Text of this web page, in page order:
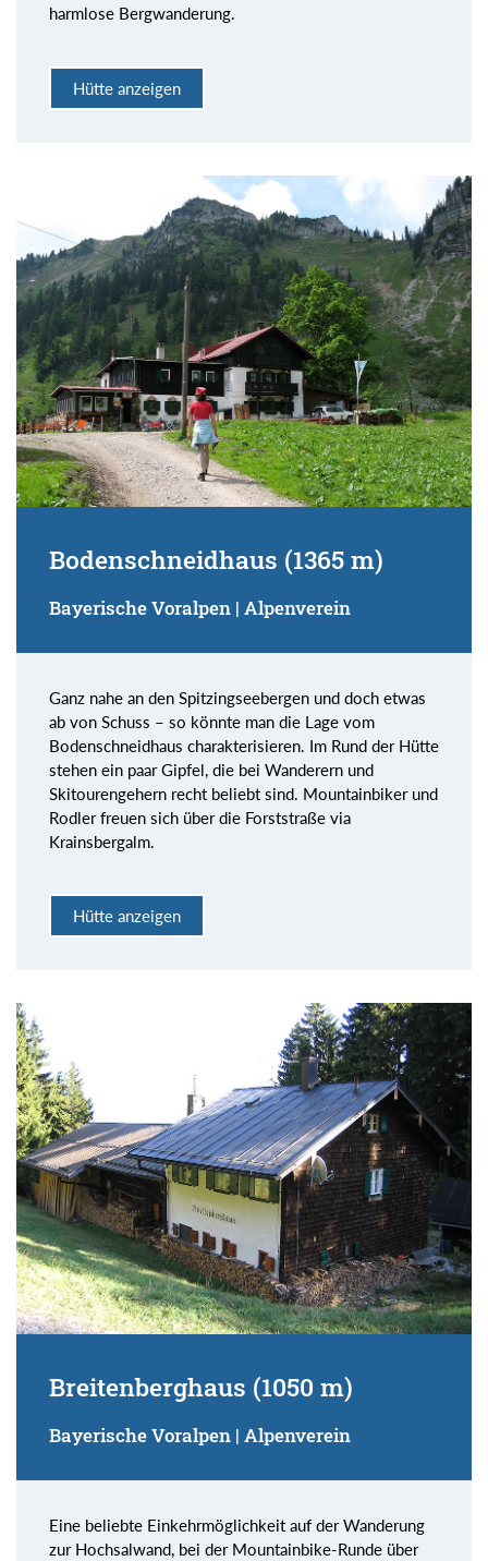
harmlose Bergwanderung.
Hütte anzeigen
Bodenschneidhaus (1365 m)
Bayerische Voralpen | Alpenverein
Ganz nahe an den Spitzingseebergen und doch etwas
ab von Schuss – so könnte man die Lage vom
Bodenschneidhaus charakterisieren. Im Rund der Hütte
stehen ein paar Gipfel, die bei Wanderern und
Skitourengehern recht beliebt sind. Mountainbiker und
Rodler freuen sich über die Forststraße via
Krainsbergalm.
Hütte anzeigen
Breitenberghaus (1050 m)
Bayerische Voralpen | Alpenverein
Eine beliebte Einkehrmöglichkeit auf der Wanderung
zur Hochsalwand, bei der Mountainbike-Runde über